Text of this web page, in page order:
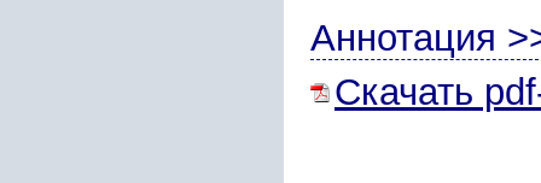
Аннотация
Скачать